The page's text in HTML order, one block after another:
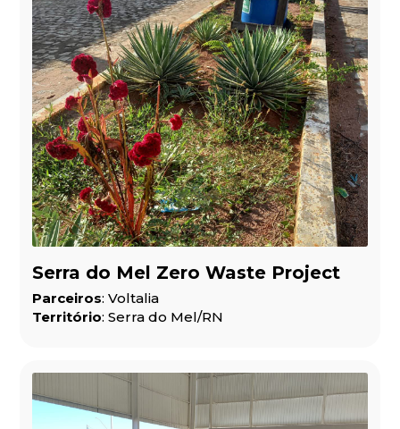
Serra do Mel Zero Waste Project
Parceiros: Voltalia
Território: Serra do Mel/RN